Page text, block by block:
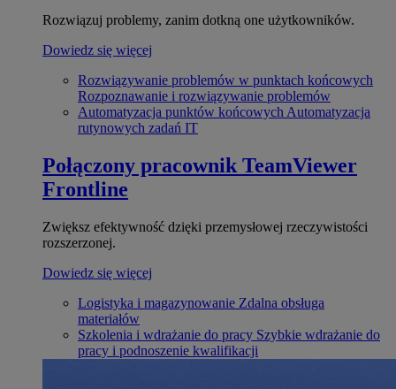
Rozwiązuj problemy, zanim dotkną one użytkowników.
Dowiedz się więcej
Rozwiązywanie problemów w punktach końcowych
Rozpoznawanie i rozwiązywanie problemów
Automatyzacja punktów końcowych Automatyzacja
rutynowych zadań IT
Połączony pracownik TeamViewer
Frontline
Zwiększ efektywność dzięki przemysłowej rzeczywistości
rozszerzonej.
Dowiedz się więcej
Logistyka i magazynowanie Zdalna obsługa
materiałów
Szkolenia i wdrażanie do pracy Szybkie wdrażanie do
pracy i podnoszenie kwalifikacji